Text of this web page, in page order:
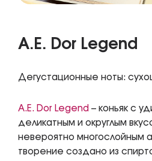
A.E. Dor Legend
Дегустационные ноты:
A.E. Dor Legend – коньяк с
деликатным и округлым
невероятно многослойным
творение создано из